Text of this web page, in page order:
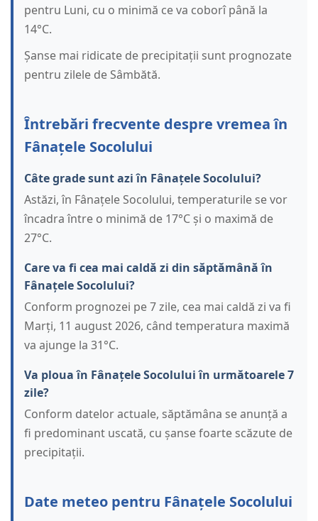
pentru Luni, cu o minimă ce va coborî până la
14°C.
Șanse mai ridicate de precipitații sunt prognozate
pentru zilele de Sâmbătă.
Întrebări frecvente despre vremea în
Fânațele Socolului
Câte grade sunt azi în Fânațele Socolului?
Astăzi, în Fânațele Socolului, temperaturile se vor
încadra între o minimă de 17°C și o maximă de
27°C.
Care va fi cea mai caldă zi din săptămână în
Fânațele Socolului?
Conform prognozei pe 7 zile, cea mai caldă zi va fi
Marți, 11 august 2026, când temperatura maximă
va ajunge la 31°C.
Va ploua în Fânațele Socolului în următoarele 7
zile?
Conform datelor actuale, săptămâna se anunță a
fi predominant uscată, cu șanse foarte scăzute de
precipitații.
Date meteo pentru Fânațele Socolului